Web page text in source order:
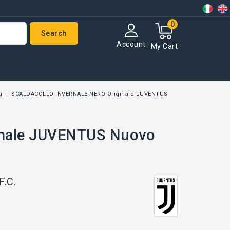
My Cart
0
Account
Search
SCALDACOLLO INVERNALE NERO Originale JUVENTUS
JUVENTUS Nuovo